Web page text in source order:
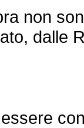
non
dalle